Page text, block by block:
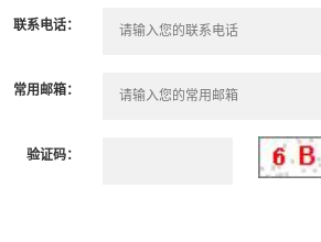
联系电话：
常用邮箱：
验证码：